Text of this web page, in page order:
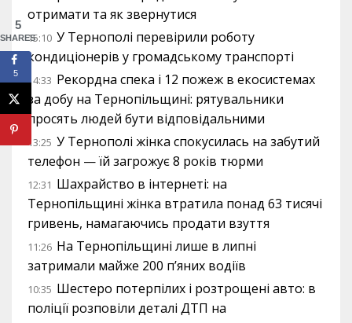
отримати та як звернутися
15:10 У Тернополі перевірили роботу
кондиціонерів у громадському транспорті
14:33 Рекордна спека і 12 пожеж в екосистемах
за добу на Тернопільщині: рятувальники
просять людей бути відповідальними
13:25 У Тернополі жінка спокусилась на забутий
телефон — їй загрожує 8 років тюрми
12:31 Шахрайство в інтернеті: на
Тернопільщині жінка втратила понад 63 тисячі
гривень, намагаючись продати взуття
11:26 На Тернопільщині лише в липні
затримали майже 200 п’яних водіїв
10:35 Шестеро потерпілих і розтрощені авто: в
поліції розповіли деталі ДТП на
5
SHARES
5